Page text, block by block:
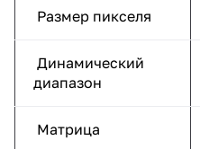
Размер пикселя
Динамический
диапазон
Матрица